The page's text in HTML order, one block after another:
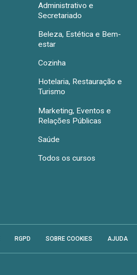
Administrativo e
Secretariado
Beleza, Estética e Bem-
estar
Cozinha
Hotelaria, Restauração e
Turismo
Marketing, Eventos e
Relações Públicas
Saúde
Todos os cursos
RGPD SOBRE COOKIES AJUDA